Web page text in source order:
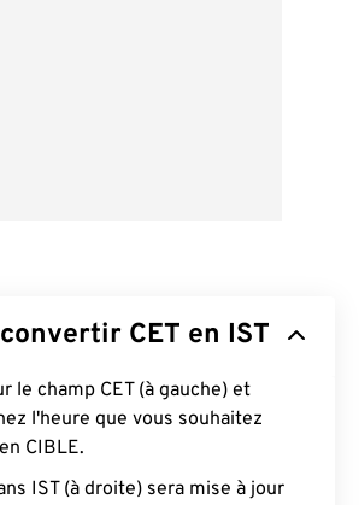
CET en IST
le champ CET (à gauche) et
l'heure que vous souhaitez
CIBLE.
IST (à droite) sera mise à jour